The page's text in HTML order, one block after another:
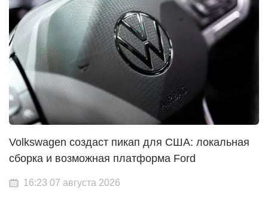
Volkswagen создаст пикап для США: локальная
сборка и возможная платформа Ford
16:23 07 августа 2026